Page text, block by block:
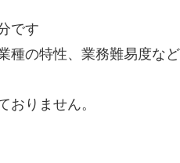
です
種の特性、業務難易度な
りません。